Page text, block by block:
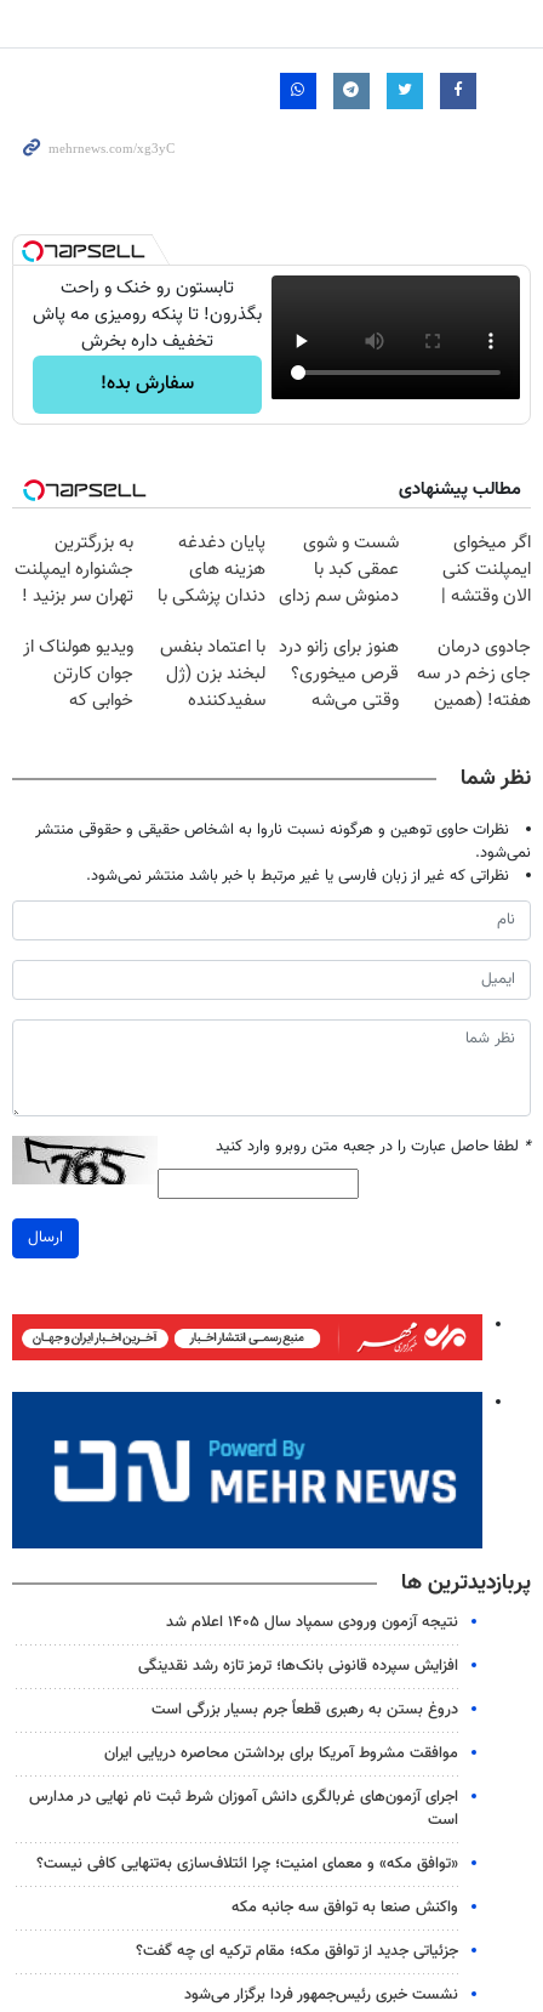
تابستون رو خنک و راحت
بگذرون! تا پنکه رومیزی مه پاش
تخفیف داره بخرش
سفارش بده!
مطالب پیشنهادی
اگر میخوای
ایمپلنت کنی
الان وقتشه |
میلیون تومان!!!
شست و شوی
عمقی کبد با
دمنوش سم زدای
پایان دغدغه
هزینه های
دندان پزشکی با
خانگی
به بزرگترین
جشنواره ایمپلنت
تهران سر بزنید !
میلیون !
جادوی درمان
جای زخم در سه
هفته! (همین
هنوز برای زانو درد
قرص میخوری؟
وقتی می‌شه
با اعتماد بنفس
لبخند بزن (ژل
سفیدکننده
ویدیو هولناک از
جوان کارتن
خوابی که
نظر شما
نظرات حاوی توهین و هرگونه نسبت ناروا به اشخاص حقیقی و حقوقی منتشر
نمی‌شود.
نظراتی که غیر از زبان فارسی یا غیر مرتبط با خبر باشد منتشر نمی‌شود.
* لطفا حاصل عبارت را در جعبه متن روبرو وارد کنید
ارسال
پربازدیدترین ها
نتیجه آزمون ورودی سمپاد سال ۱۴۰۵ اعلام شد
افزایش سپرده قانونی بانک‌ها؛ ترمز تازه رشد نقدینگی
دروغ بستن به رهبری قطعاً جرم بسیار بزرگی است
موافقت مشروط آمریکا برای برداشتن محاصره دریایی ایران
اجرای آزمون‌های غربالگری دانش آموزان شرط ثبت نام نهایی در مدارس
است
«توافق مکه» و معمای امنیت؛ چرا ائتلاف‌سازی به‌تنهایی کافی نیست؟
واکنش صنعا به توافق سه جانبه مکه
جزئیاتی جدید از توافق مکه؛ مقام ترکیه ای چه گفت؟
نشست خبری رئیس‌جمهور فردا برگزار می‌شود